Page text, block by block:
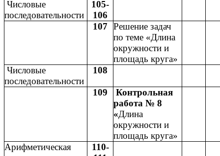
Числовые
последовательности
105-
106
107
Решение задач
по теме «Длина
окружности и
площадь круга»
Числовые
последовательности
108
109
Контрольная
работа № 8
«Длина
окружности и
площадь круга»
Арифметическая
110-